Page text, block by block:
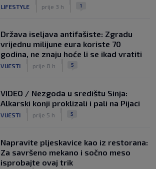
LIFESTYLE prije 3 h 1
Država iseljava antifašiste: Zgradu
vrijednu milijune eura koriste 70
godina, ne znaju hoće li se ikad vratiti
VIJESTI prije 8 h 5
VIDEO / Nezgoda u središtu Sinja:
Alkarski konji proklizali i pali na Pijaci
VIJESTI prije 5 h 5
Napravite pljeskavice kao iz restorana:
Za savršeno mekano i sočno meso
isprobajte ovaj trik